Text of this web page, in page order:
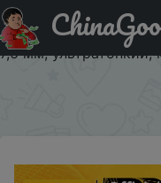
Придбати Планшет
аккумулятор 6400
7,6 мм,